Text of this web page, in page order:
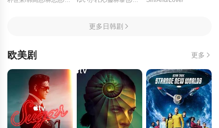
更多日韩剧
欧美剧 更多